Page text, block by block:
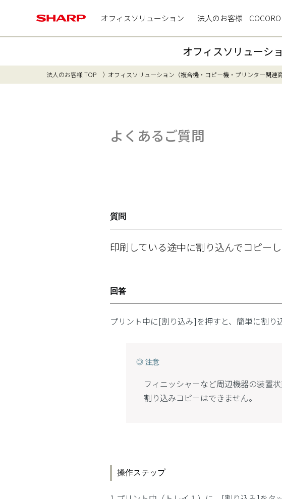
オフィスソリューション 法人のお客様
オフィスソリューシ
法人のお客様 TOP オフィスソリューション（複合機・コピー機・プリンター関連商
よくあるご質問
質問
印刷している途中に割り込んでコピーし
回答
プリント中に[割り込み]を押すと、簡単に割り
◎ 注意
フィニッシャーなど周辺機器の装置
割り込みコピーはできません。
操作ステップ